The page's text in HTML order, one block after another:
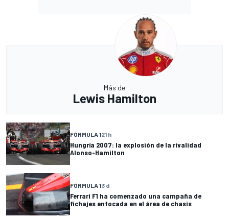
Más de
Lewis Hamilton
FÓRMULA 121 h
Hungría 2007: la explosión de la rivalidad
Alonso-Hamilton
FÓRMULA 13 d
Ferrari F1 ha comenzado una campaña de
fichajes enfocada en el área de chasis